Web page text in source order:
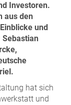
Investoren.
aus den
und
hat sich
und